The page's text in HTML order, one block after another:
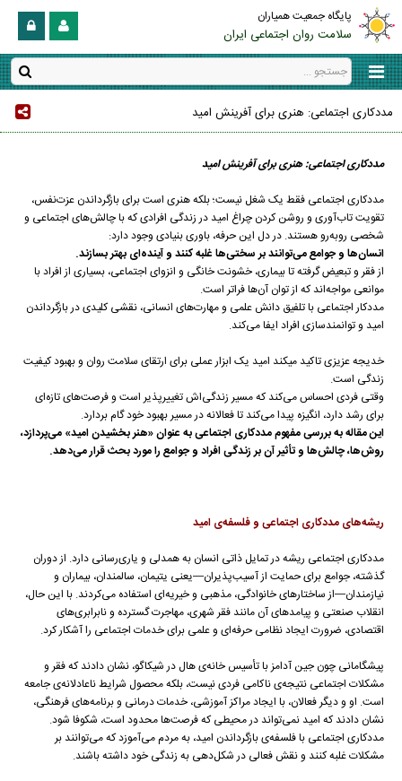
پایگاه جمعیت همیاران
سلامت روان اجتماعی ایران
مددکاری اجتماعی: هنری برای آفرینش امید
مددکاری اجتماعی: هنری برای آفرینش امید
مددکاری اجتماعی فقط یک شغل نیست؛ بلکه هنری است برای بازگرداندن عزت‌نفس،
تقویت تاب‌آوری و روشن کردن چراغ امید در زندگی افرادی که با چالش‌های اجتماعی و
شخصی روبه‌رو هستند. در دل این حرفه، باوری بنیادی وجود دارد:
انسان‌ها و جوامع می‌توانند بر سختی‌ها غلبه کنند و آینده‌ای بهتر بسازند.
از فقر و تبعیض گرفته تا بیماری، خشونت خانگی و انزوای اجتماعی، بسیاری از افراد با
موانعی مواجه‌اند که از توان آن‌ها فراتر است.
مددکار اجتماعی با تلفیق دانش علمی و مهارت‌های انسانی، نقشی کلیدی در بازگرداندن
امید و توانمندسازی افراد ایفا می‌کند.
خدیجه عزیزی تاکید میکند امید یک ابزار عملی برای ارتقای سلامت روان و بهبود کیفیت
زندگی است.
وقتی فردی احساس می‌کند که مسیر زندگی‌اش تغییرپذیر است و فرصت‌های تازه‌ای
برای رشد دارد، انگیزه پیدا می‌کند تا فعالانه در مسیر بهبود خود گام بردارد.
این مقاله به بررسی مفهوم مددکاری اجتماعی به عنوان «هنر بخشیدن امید» می‌پردازد،
روش‌ها، چالش‌ها و تأثیر آن بر زندگی افراد و جوامع را مورد بحث قرار می‌دهد.
ریشه‌های مددکاری اجتماعی و فلسفه‌ی امید
مددکاری اجتماعی ریشه در تمایل ذاتی انسان به همدلی و یاری‌رسانی دارد. از دوران
گذشته، جوامع برای حمایت از آسیب‌پذیران—یعنی یتیمان، سالمندان، بیماران و
نیازمندان—از ساختارهای خانوادگی، مذهبی و خیریه‌ای استفاده می‌کردند. با این حال،
انقلاب صنعتی و پیامدهای آن مانند فقر شهری، مهاجرت گسترده و نابرابری‌های
اقتصادی، ضرورت ایجاد نظامی حرفه‌ای و علمی برای خدمات اجتماعی را آشکار کرد.
پیشگامانی چون جین آدامز با تأسیس خانه‌ی هال در شیکاگو، نشان دادند که فقر و
مشکلات اجتماعی نتیجه‌ی ناکامی فردی نیست، بلکه محصول شرایط ناعادلانه‌ی جامعه
است. او و دیگر فعالان، با ایجاد مراکز آموزشی، خدمات درمانی و برنامه‌های فرهنگی،
نشان دادند که امید نمی‌تواند در محیطی که فرصت‌ها محدود است، شکوفا شود.
مددکاری اجتماعی با فلسفه‌ی بازگرداندن امید، به مردم می‌آموزد که می‌توانند بر
مشکلات غلبه کنند و نقش فعالی در شکل‌دهی به زندگی خود داشته باشند.